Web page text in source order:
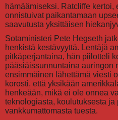
hämäämiseksi. Ratcliffe
onnistuivat paikantamaan
saavutusta yksittäisen
Sotaministeri Pete Hegseth
henkistä kestävyyttä. Lentäjä
pitkäperjantaina, hän piilotteli
pääsiäissunnuntaina auringon
ensimmäinen lähettämä viesti
korosti, että yksikään
henkeään, mikä ei ole onnea
teknologiasta, koulutuksesta ja
vankkumattomasta tuesta.